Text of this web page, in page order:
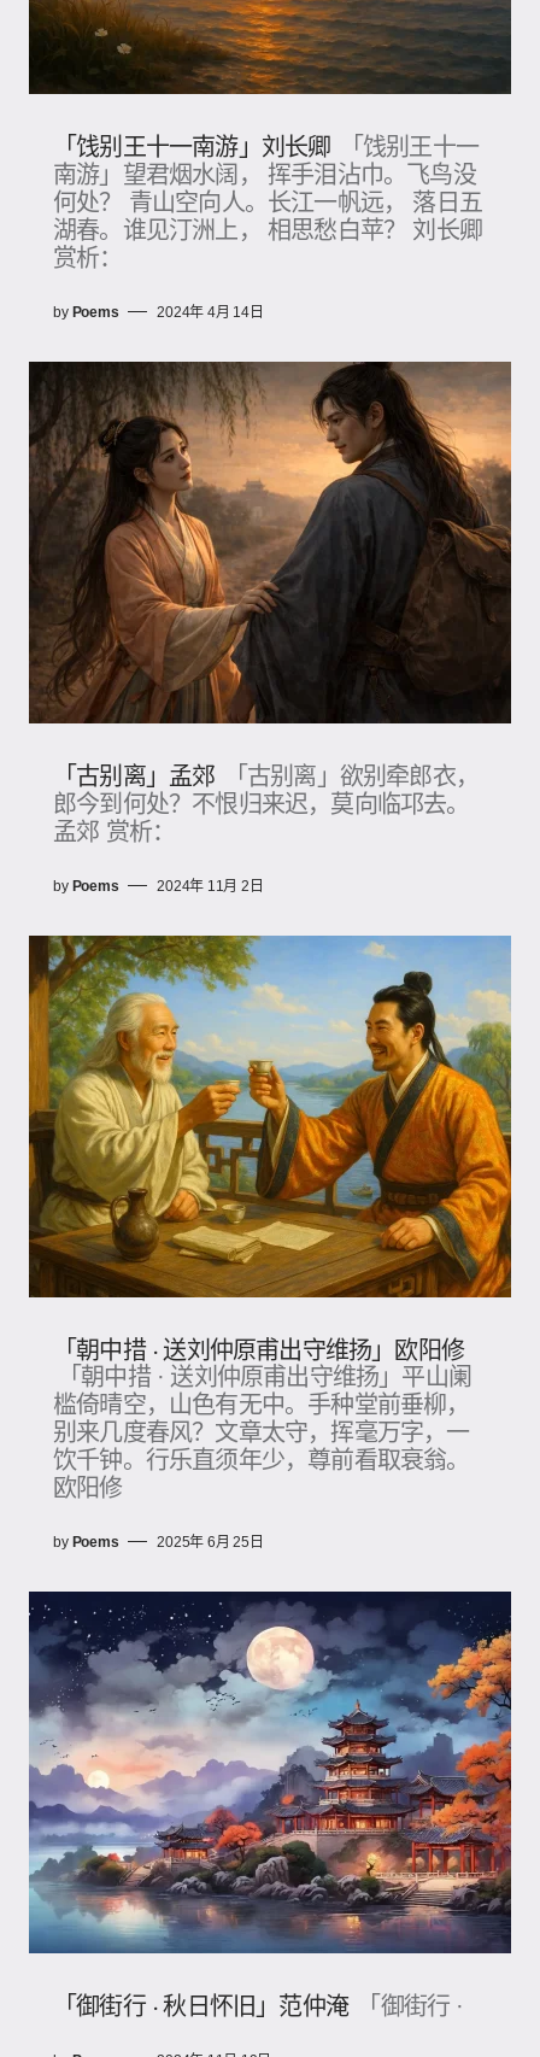
「饯别王十一南游」刘长卿
「饯别王十一
南游」望君烟水阔， 挥手泪沾巾。飞鸟没
何处？ 青山空向人。长江一帆远， 落日五
湖春。谁见汀洲上， 相思愁白苹？ 刘长卿
赏析：
by Poems 2024年 4月 14日
「古别离」孟郊
「古别离」欲别牵郎衣，
郎今到何处？不恨归来迟，莫向临邛去。
孟郊 赏析：
by Poems 2024年 11月 2日
「朝中措 · 送刘仲原甫出守维扬」欧阳修
「朝中措 · 送刘仲原甫出守维扬」平山阑
槛倚晴空，山色有无中。手种堂前垂柳，
别来几度春风？文章太守，挥毫万字，一
饮千钟。行乐直须年少，尊前看取衰翁。
欧阳修
by Poems 2025年 6月 25日
「御街行 · 秋日怀旧」范仲淹 「御街行 ·